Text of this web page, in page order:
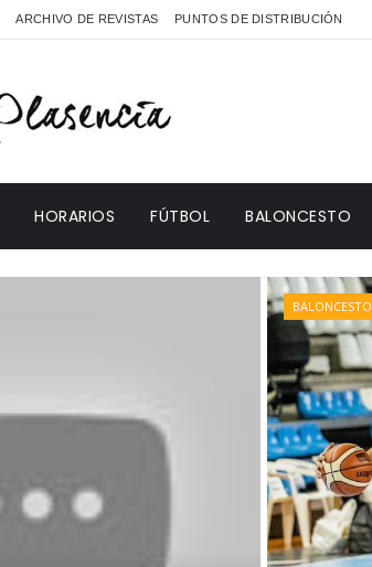
ARCHIVO DE REVISTAS PUNTOS DE DISTRIBUCIÓN
HORARIOS FÚTBOL BALONCESTO
BALONCESTO